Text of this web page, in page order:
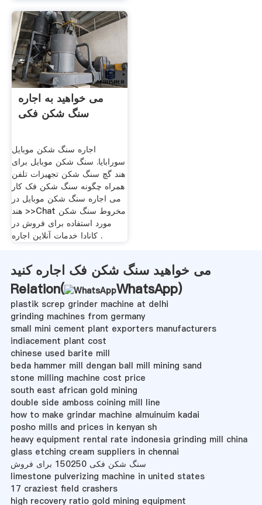
می خواهید به اجاره
سنگ شکن فکی
اجاره سنگ شکن موبایل
سورابایا. سنگ شکن موبایل برای
هند گچ سنگ شکن تجهیزات تلفن
همراه چگونه سنگ شکن فک کار
می اجاره سنگ شکن موبایل در
هند >>Chat مخروط سنگ شکن
مورد استفاده برای فروش در
کانادا خدمات آنلاین اجاره .
می خواهید سنگ شکن فک اجاره کنید
Relation(
WhatsApp)
plastik screp grinder machine at delhi
grinding machines from germany
small mini cement plant exporters manufacturers
indiacement plant cost
chinese used barite mill
beda hammer mill dengan ball mill mining sand
stone milling machine cost price
south east african gold mining
double side amboss coining mill line
how to make grindar machine almuinuim kadai
posho mills and prices in kenyan sh
heavy equipment rental rate indonesia grinding mill china
glass etching cream suppliers in chennai
سنگ شکن فکی 150250 برای فروش
limestone pulverizing machine in united states
17 craziest field crashers
high recovery ratio gold mining equipment